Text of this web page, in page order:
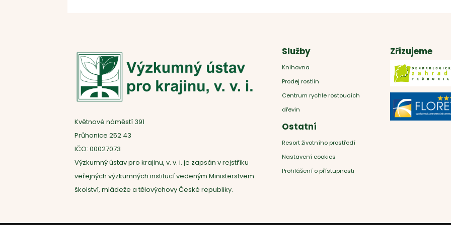
Květnové náměstí 391
Průhonice 252 43
IČO: 00027073
Výzkumný ústav pro krajinu, v. v. i. je zapsán v rejstříku
veřejných výzkumných institucí vedeným Ministerstvem
školství, mládeže a tělovýchovy České republiky.
Služby
Knihovna
Prodej rostlin
Centrum rychle rostoucích
dřevin
Ostatní
Resort životního prostředí
Nastavení cookies
Prohlášení o přístupnosti
Zřizujeme